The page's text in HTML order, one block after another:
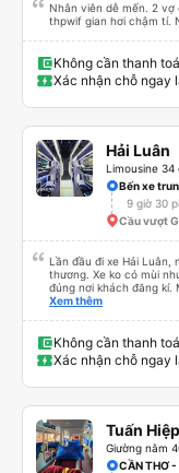
Nhân viên dễ mến. 2 vợ
thpwif gian hơi chậm tí.
Không cần thanh
Xác nhận chỗ ngay
Hải Luân
Limousine 34
Bến xe
9 giờ 30
Cầu vượt
Lần đầu đi xe Hải Luân,
thương. Xe ko có mùi
đúng nơi khách đăng kí.
khách hàng hơn nữa
Xem thêm
Không cần thanh
Xác nhận chỗ ngay
Tuấn Hiệp
Giường nằm
CẦN THƠ -